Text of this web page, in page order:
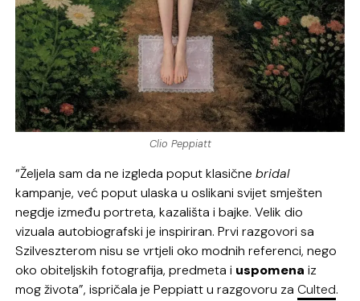
Clio Peppiatt
“Željela sam da ne izgleda poput klasičnebridal
kampanje, već poput ulaska u oslikani svijet smješten
negdje između portreta, kazališta i bajke. Velik dio
vizuala autobiografski je inspiriran. Prvi razgovori sa
Szilveszterom nisu se vrtjeli oko modnih referenci, nego
oko obiteljskih fotografija, predmeta i uspomena iz
mog života”, ispričala je Peppiatt u razgovoru zaCulted.